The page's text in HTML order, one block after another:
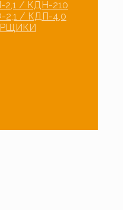
/ КДН-210
/ КДП-4,0